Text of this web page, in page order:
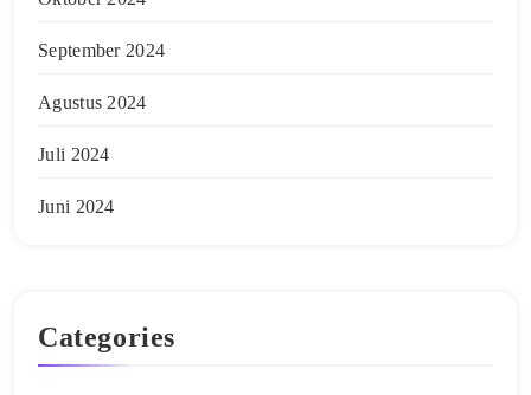
September 2024
Agustus 2024
Juli 2024
Juni 2024
Categories